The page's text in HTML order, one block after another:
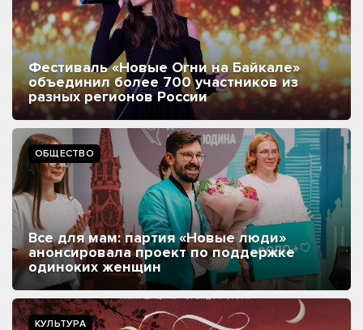
Фестиваль «Новые Огни на Байкале»
объединил более 700 участников из
разных регионов России
ОБЩЕСТВО
Все для мам: партия «Новые люди»
анонсировала проект по поддержке
одиноких женщин
КУЛЬТУРА